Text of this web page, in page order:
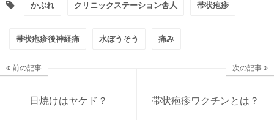
かぶれ クリニックステーション舎人 帯状疱疹
帯状疱疹後神経痛 水ぼうそう 痛み
前の記事
日焼けはヤケド？
次の記事
帯状疱疹ワクチンとは？